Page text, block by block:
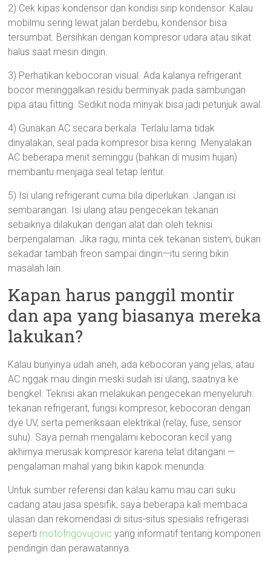
2) Cek kipas kondensor dan kondisi sirip kondensor. Kalau
mobilmu sering lewat jalan berdebu, kondensor bisa
tersumbat. Bersihkan dengan kompresor udara atau sikat
halus saat mesin dingin.
3) Perhatikan kebocoran visual. Ada kalanya refrigerant
bocor meninggalkan residu berminyak pada sambungan
pipa atau fitting. Sedikit noda minyak bisa jadi petunjuk awal.
4) Gunakan AC secara berkala. Terlalu lama tidak
dinyalakan, seal pada kompresor bisa kering. Menyalakan
AC beberapa menit seminggu (bahkan di musim hujan)
membantu menjaga seal tetap lentur.
5) Isi ulang refrigerant cuma bila diperlukan. Jangan isi
sembarangan. Isi ulang atau pengecekan tekanan
sebaiknya dilakukan dengan alat dan oleh teknisi
berpengalaman. Jika ragu, minta cek tekanan sistem, bukan
sekadar tambah freon sampai dingin—itu sering bikin
masalah lain.
Kapan harus panggil montir
dan apa yang biasanya mereka
lakukan?
Kalau bunyinya udah aneh, ada kebocoran yang jelas, atau
AC nggak mau dingin meski sudah isi ulang, saatnya ke
bengkel. Teknisi akan melakukan pengecekan menyeluruh:
tekanan refrigerant, fungsi kompresor, kebocoran dengan
dye UV, serta pemeriksaan elektrikal (relay, fuse, sensor
suhu). Saya pernah mengalami kebocoran kecil yang
akhirnya merusak kompresor karena telat ditangani —
pengalaman mahal yang bikin kapok menunda.
Untuk sumber referensi dan kalau kamu mau cari suku
cadang atau jasa spesifik, saya beberapa kali membaca
ulasan dan rekomendasi di situs-situs spesialis refrigerasi
seperti motofrigovujovic yang informatif tentang komponen
pendingin dan perawatannya.